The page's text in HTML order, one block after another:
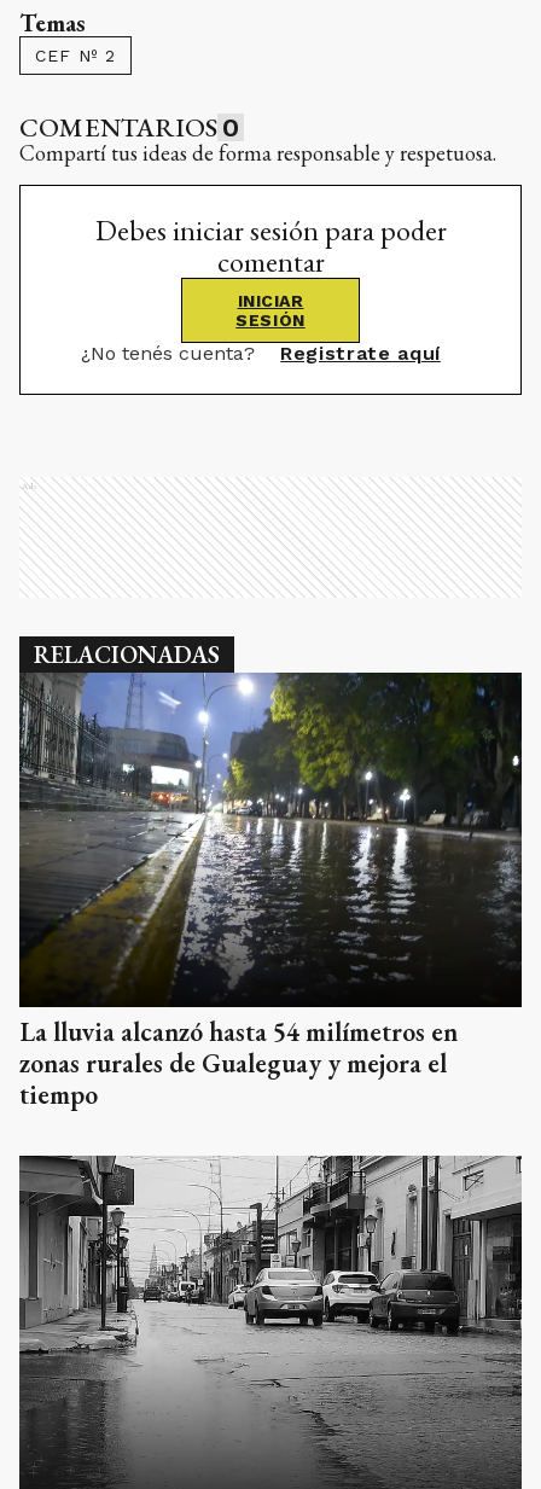
Temas
CEF Nº 2
COMENTARIOS 0
Compartí tus ideas de forma responsable y respetuosa.
Debes iniciar sesión para poder
comentar
INICIAR
SESIÓN
¿No tenés cuenta? Registrate aquí
Ads
RELACIONADAS
La lluvia alcanzó hasta 54 milímetros en
zonas rurales de Gualeguay y mejora el
tiempo